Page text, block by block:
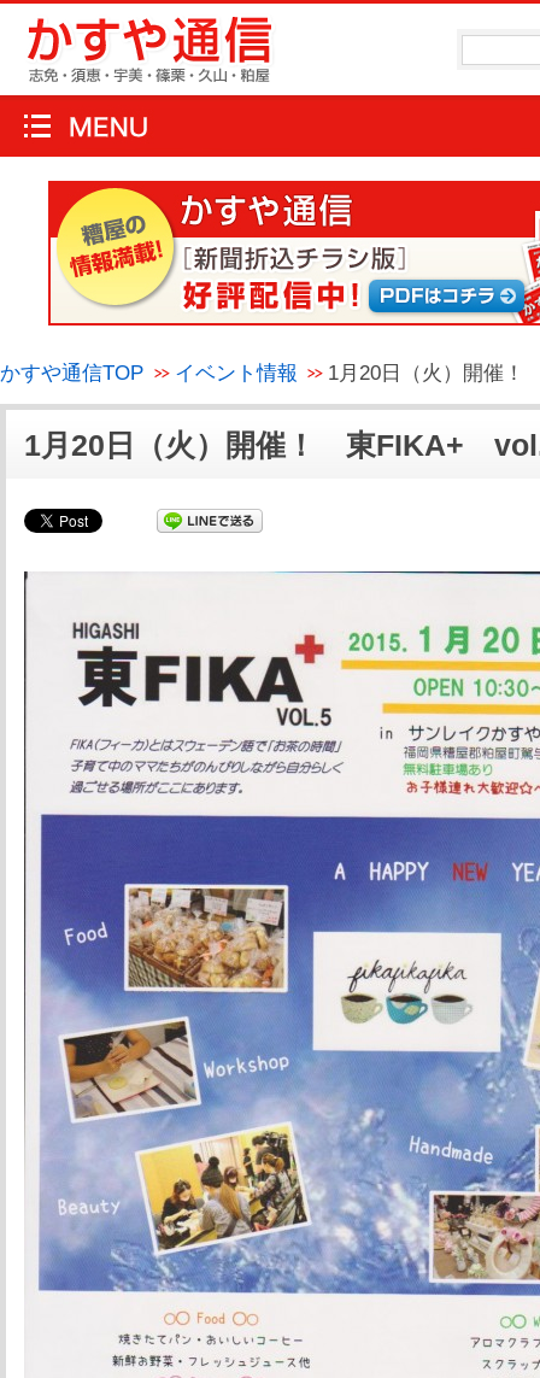
かすや通信TOP イベント情報 1月20日（火）開催
1月20日（火）開催！ 東FIKA+